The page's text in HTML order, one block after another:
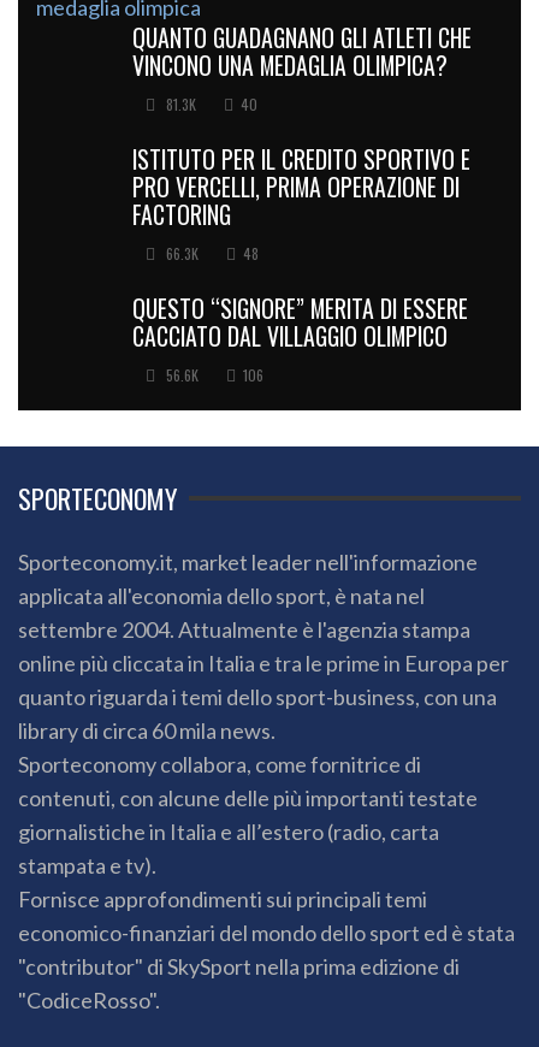
QUANTO GUADAGNANO GLI ATLETI CHE
VINCONO UNA MEDAGLIA OLIMPICA?
81.3K 40
ISTITUTO PER IL CREDITO SPORTIVO E
PRO VERCELLI, PRIMA OPERAZIONE DI
FACTORING
66.3K 48
QUESTO “SIGNORE” MERITA DI ESSERE
CACCIATO DAL VILLAGGIO OLIMPICO
56.6K 106
SPORTECONOMY
Sporteconomy.it, market leader nell'informazione
applicata all'economia dello sport, è nata nel
settembre 2004. Attualmente è l'agenzia stampa
online più cliccata in Italia e tra le prime in Europa per
quanto riguarda i temi dello sport-business, con una
library di circa 60 mila news.
Sporteconomy collabora, come fornitrice di
contenuti, con alcune delle più importanti testate
giornalistiche in Italia e all’estero (radio, carta
stampata e tv).
Fornisce approfondimenti sui principali temi
economico-finanziari del mondo dello sport ed è stata
"contributor" di SkySport nella prima edizione di
"CodiceRosso".